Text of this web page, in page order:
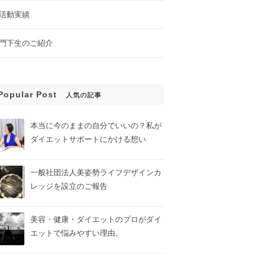
動実績
下生のご紹介
Post 人気の記事
本当に今のままの自分でいいの？私が
ダイエットサポートにかける想い
一般社団法人美姿勢ライフデザインカ
レッジを設立のご報告
美容・健康・ダイエットのプロがダイ
エットで悩みやすい理由。